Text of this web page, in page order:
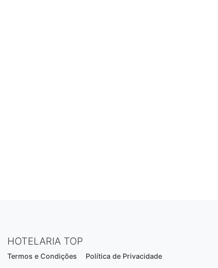
HOTELARIA TOP
Termos e Condições Política de Privacidade